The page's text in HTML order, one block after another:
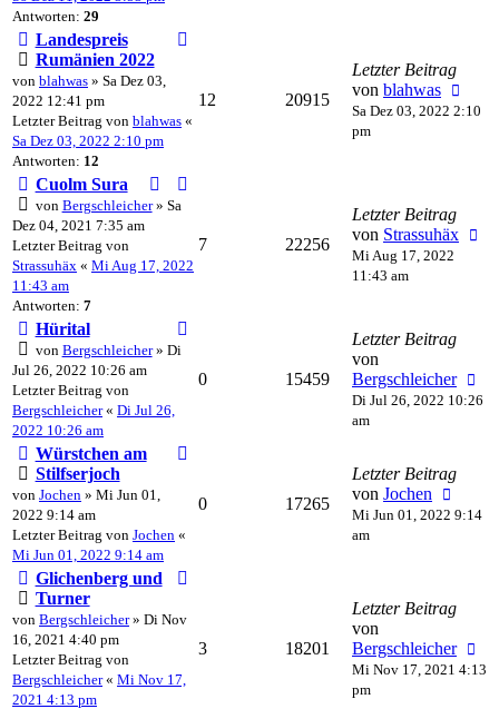
Antworten: 29
Landespreis
Rumänien 2022
von blahwas » Sa Dez 03,
2022 12:41 pm
Letzter Beitrag von blahwas «
Sa Dez 03, 2022 2:10 pm
Antworten: 12
12 20915
Letzter Beitrag
von blahwas
Sa Dez 03, 2022 2:10
pm
Cuolm Sura
von Bergschleicher» Sa
Dez 04, 2021 7:35 am
Letzter Beitrag von
Strassuhäx « Mi Aug 17, 2022
11:43 am
Antworten: 7
7 22256
Letzter Beitrag
von Strassuhäx
Mi Aug 17, 2022
11:43 am
Hürital
von Bergschleicher» Di
Jul 26, 2022 10:26 am
Letzter Beitrag von
Bergschleicher« Di Jul 26,
2022 10:26 am
0 15459
Letzter Beitrag
von
Bergschleicher
Di Jul 26, 2022 10:26
am
Würstchen am
Stilfserjoch
von Jochen » Mi Jun 01,
2022 9:14 am
Letzter Beitrag von Jochen «
Mi Jun 01, 2022 9:14 am
0 17265
Letzter Beitrag
von Jochen
Mi Jun 01, 2022 9:14
am
Glichenberg und
Turner
von Bergschleicher» Di Nov
16, 2021 4:40 pm
Letzter Beitrag von
Bergschleicher« Mi Nov 17,
2021 4:13 pm
3 18201
Letzter Beitrag
von
Bergschleicher
Mi Nov 17, 2021 4:13
pm